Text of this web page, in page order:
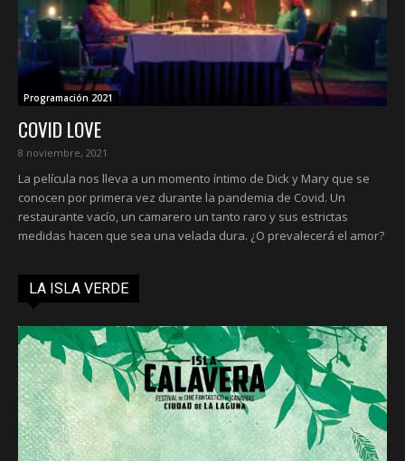
Programación 2021
COVID LOVE
8 noviembre, 2021
La película nos lleva a un momento íntimo de Dick y Mary que se
conocen por primera vez durante la pandemia de Covid. Un
restaurante vacío, un camarero un tanto raro y sus estrictas
medidas hacen que sea una velada dura. ¿O prevalecerá el amor?
LA ISLA VERDE